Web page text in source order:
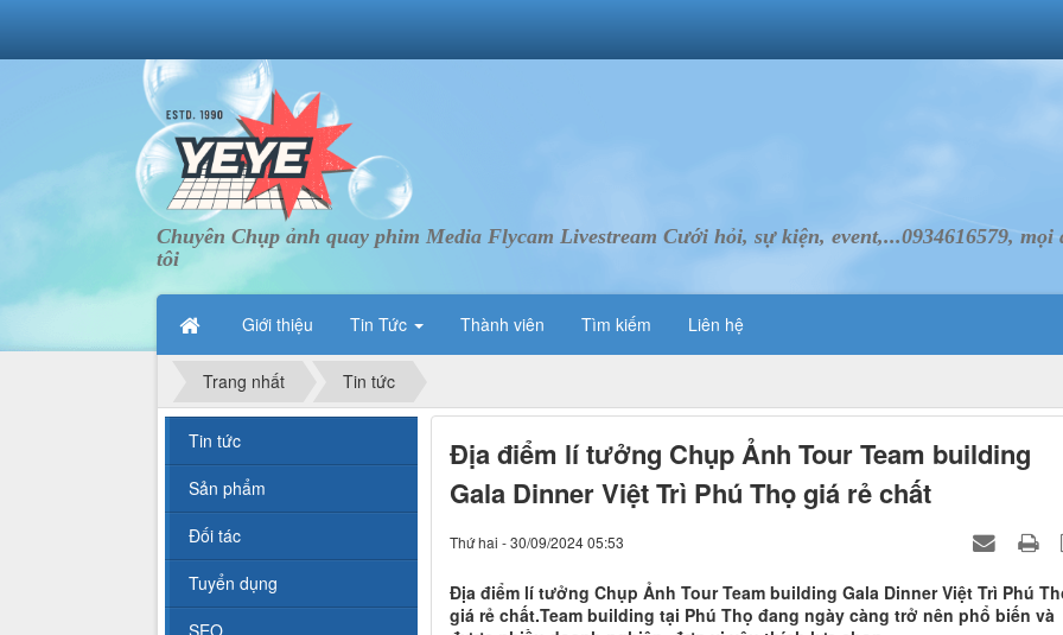
Chuyên Chụp ảnh quay phim Media Flycam Livestream Cưới hỏi, sự kiện, event,...0934616579,
tôi
Giới thiệu Tin Tức Thành viên Tìm kiếm Liên hệ
Trang nhất Tin tức
Địa điểm lí tưởng Chụp Ảnh Tour Team building
Gala Dinner Việt Trì Phú Thọ giá rẻ chất
Thứ hai - 30/09/2024 05:53
Địa điểm lí tưởng Chụp Ảnh Tour Team building Gala Dinner Việt Trì Phú
giá rẻ chất.Team building tại Phú Thọ đang ngày càng trở nên phổ biến và
Tin tức
Sản phẩm
Đối tác
Tuyển dụng